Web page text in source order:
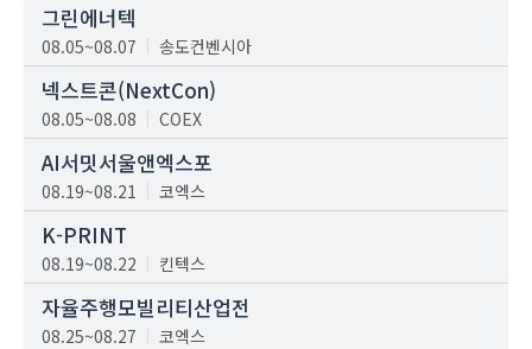
그린에너텍
08.05~08.07 송도컨벤시아
넥스트콘(NextCon)
08.05~08.08 COEX
AI서밋서울앤엑스포
08.19~08.21 코엑스
K-PRINT
08.19~08.22 킨텍스
자율주행모빌리티산업전
08.25~08.27 코엑스